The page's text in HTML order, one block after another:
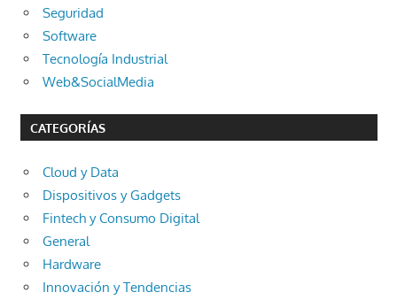
Seguridad
Software
Tecnología Industrial
Web&SocialMedia
CATEGORÍAS
Cloud y Data
Dispositivos y Gadgets
Fintech y Consumo Digital
General
Hardware
Innovación y Tendencias